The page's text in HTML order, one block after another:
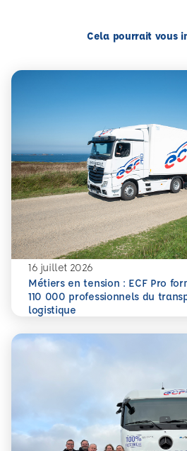
Cela pourrait vous
16 juillet 2026
Métiers en tension : ECF Pro
110 000 professionnels du
logistique
En savoir plus